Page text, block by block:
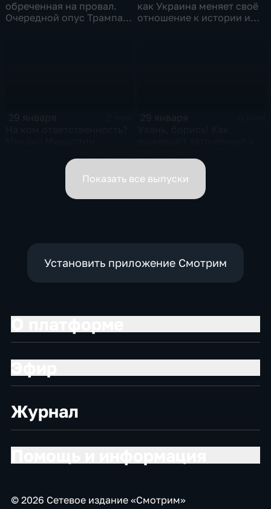
обреченная на провал.
Очередной опус Трампа.
как Украина меняет своё
отношение к истории и
вице-премьеров
Показать все выпуски
Установить приложение Смотрим
Журнал
© 2026 Сетевое издание «Смотрим»